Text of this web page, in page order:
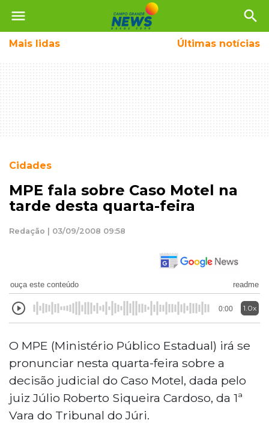
menu search
Mais lidas Últimas notícias
Cidades
MPE fala sobre Caso Motel na
tarde desta quarta-feira
Redação | 03/09/2008 09:58
ouça este conteúdo readme
0:00 1.0x
O MPE (Ministério Público Estadual) irá se
pronunciar nesta quarta-feira sobre a
decisão judicial do Caso Motel, dada pelo
juiz Júlio Roberto Siqueira Cardoso, da 1ª
Vara do Tribunal do Júri.